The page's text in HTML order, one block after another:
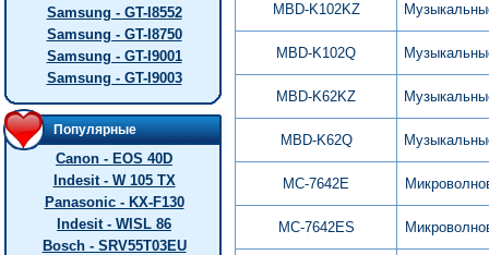
Samsung - GT-I8552
Samsung - GT-I8750
Samsung - GT-I9001
Samsung - GT-I9003
Популярные
Canon - EOS 40D
Indesit - W 105 TX
Panasonic - KX-F130
Indesit - WISL 86
Bosch - SRV55T03EU
MBD-K102KZ
MBD-K102Q
MBD-K62KZ
MBD-K62Q
MC-7642E
MC-7642ES